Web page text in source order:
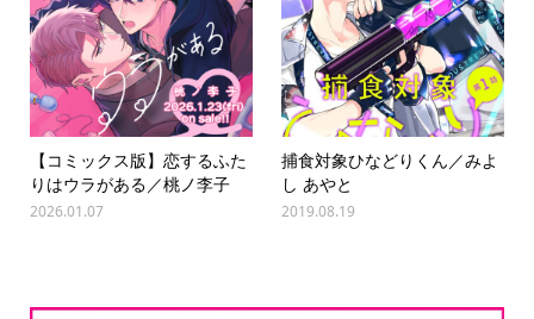
【コミックス版】恋するふた
りはウラがある／桃ノ李子
2026.01.07
捕食対象ひなどりくん／みよ
し あやと
2019.08.19